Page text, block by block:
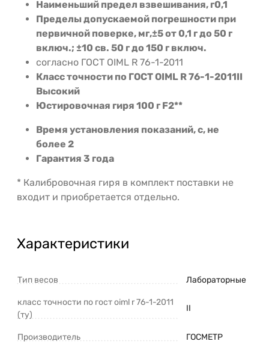
Наименьший предел взвешивания, г0,1
Пределы допускаемой погрешности при
первичной поверке, мг,±5 от 0,1 г до 50 г
включ.; ±10 св. 50 г до 150 г включ.
согласно ГОСТ OIML R 76-1-2011
Класс точности по ГОСТ OIML R 76-1-2011II
Высокий
Юстировочная гиря 100 г F2**
Время установления показаний, с, не
более 2
Гарантия 3 года
* Калибровочная гиря в комплект поставки не
входит и приобретается отдельно.
Характеристики
Тип весов Лабораторные
класс точности по гост oiml r 76-1-2011
(ту)
II
Производитель ГОСМЕТР